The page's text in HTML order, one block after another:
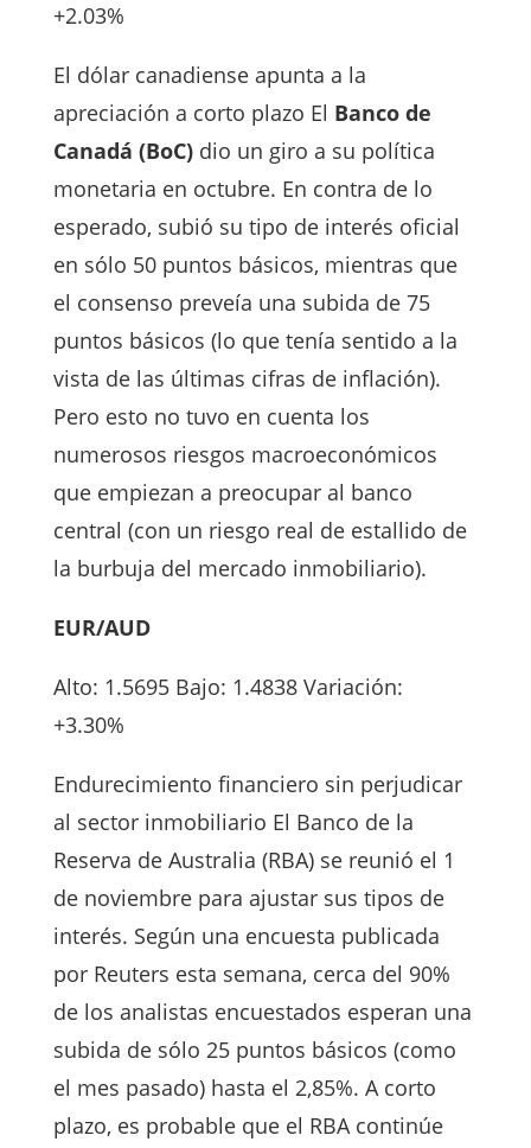
+2.03%
El dólar canadiense apunta a la
apreciación a corto plazo El Banco de
Canadá (BoC)dio un giro a su política
monetaria en octubre. En contra de lo
esperado, subió su tipo de interés oficial
en sólo 50 puntos básicos, mientras que
el consenso preveía una subida de 75
puntos básicos (lo que tenía sentido a la
vista de las últimas cifras de inflación).
Pero esto no tuvo en cuenta los
numerosos riesgos macroeconómicos
que empiezan a preocupar al banco
central (con un riesgo real de estallido de
la burbuja del mercado inmobiliario).
EUR/AUD
Alto: 1.5695 Bajo: 1.4838 Variación:
+3.30%
Endurecimiento financiero sin perjudicar
al sector inmobiliario El Banco de la
Reserva de Australia (RBA) se reunió el 1
de noviembre para ajustar sus tipos de
interés. Según una encuesta publicada
por Reuters esta semana, cerca del 90%
de los analistas encuestados esperan una
subida de sólo 25 puntos básicos (como
el mes pasado) hasta el 2,85%. A corto
plazo, es probable que el RBA continúe